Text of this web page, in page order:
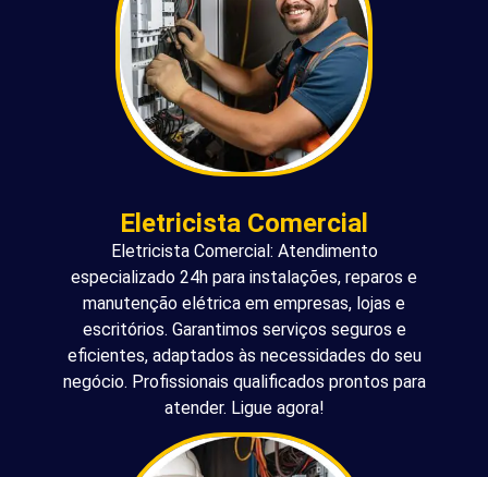
Eletricista Comercial
Eletricista Comercial: Atendimento
especializado 24h para instalações, reparos e
manutenção elétrica em empresas, lojas e
escritórios. Garantimos serviços seguros e
eficientes, adaptados às necessidades do seu
negócio. Profissionais qualificados prontos para
atender. Ligue agora!